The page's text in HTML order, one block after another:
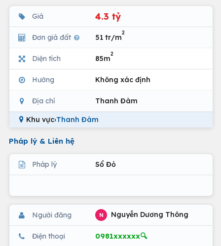
Giá 4.3 tỷ
Đơn giá đất 51 tr/m
2
Diện tích 85m
2
Hướng Không xác định
Địa chỉ Thanh Đàm
Khu vực›Thanh Đàm
Pháp lý & Liên hệ
Pháp lý Sổ Đỏ
Người đăng N Nguyễn Dương Thông
Điện thoại 0981xxxxxx🔍